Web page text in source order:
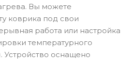
Вы можете
коврика под свои
работа или настройка
температурного
Устройство оснащено